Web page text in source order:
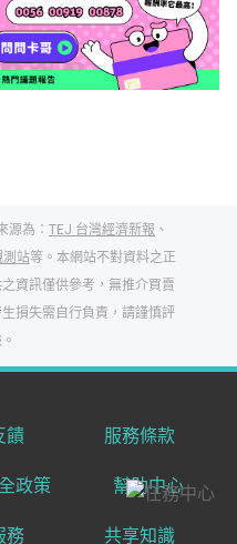
源為： TEJ 台灣經濟新報 、
測站等。本網站不對資料之正
資訊僅供參考，無推介買賣
損失需自行負責，請謹慎評
饋 服務條款
政策 幫助中心
務 共享知識
出國就缺這咖？股